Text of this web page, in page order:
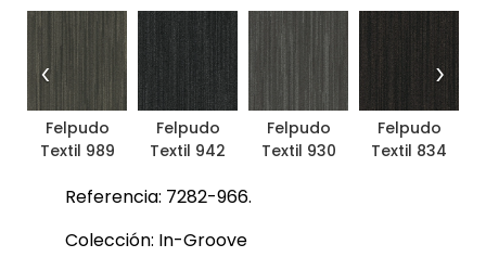
Felpudo
Textil 989
Felpudo
Textil 942
Felpudo
Textil 930
Felpudo
Textil 834
‹ ›
Referencia: 7282-966.
Colección: In-Groove